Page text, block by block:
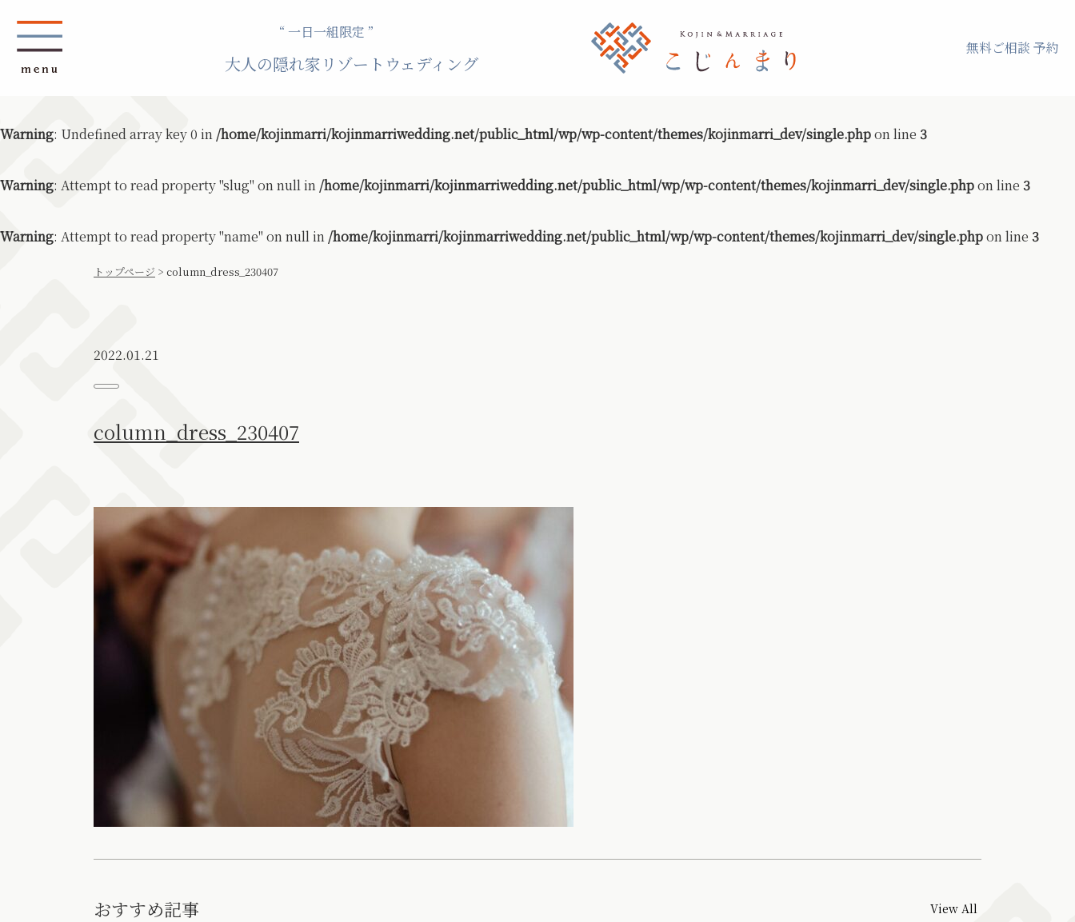
“ 一日一組限定 ”
大人の隠れ家リゾートウェディング
無料ご相談 予約
Warning: Undefined array key 0 in /home/kojinmarri/kojinmarriwedding.net/public_html/wp/wp-content/themes/kojinmarri_dev/single.phpon line 3
Warning: Attempt to read property "slug" on null in /home/kojinmarri/kojinmarriwedding.net/public_html/wp/wp-content/themes/kojinmarri_dev/single.phpon line 3
Warning: Attempt to read property "name" on null in /home/kojinmarri/kojinmarriwedding.net/public_html/wp/wp-content/themes/kojinmarri_dev/single.phpon line 3
トップページ > column_dress_230407
2022.01.21
column_dress_230407
おすすめ記事 View All